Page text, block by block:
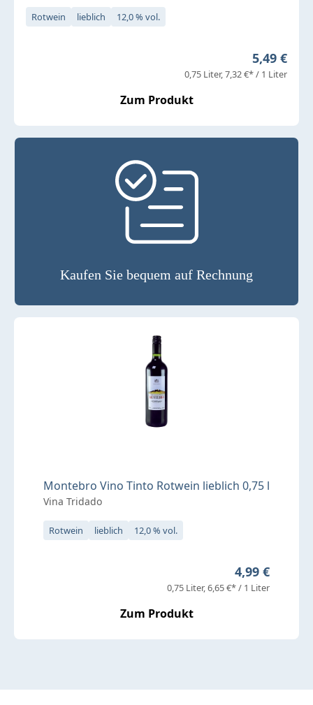
Rotwein lieblich 12,0 % vol.
Regulärer
5,49 €
0,75 Liter 7,32 €* / 1 Liter
Zum Produkt
Kaufen Sie bequem auf Rechnung
Montebro Vino Tinto Rotwein lieblich 0,75 l
Vina Tridado
Rotwein lieblich 12,0 % vol.
Regulärer
4,99 €
0,75 Liter 6,65 €* / 1 Liter
Zum Produkt